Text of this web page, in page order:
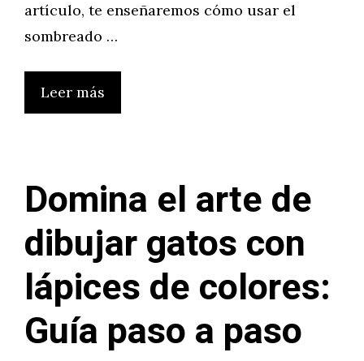
artículo, te enseñaremos cómo usar el
sombreado …
Leer más
Domina el arte de
dibujar gatos con
lápices de colores:
Guía paso a paso